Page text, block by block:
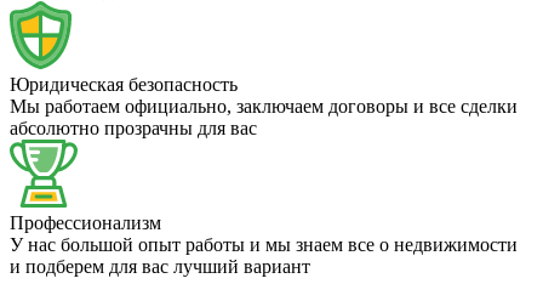
Юридическая безопасность
Мы работаем официально, заключаем договоры и все сделки
абсолютно прозрачны для вас
Профессионализм
У нас большой опыт работы и мы знаем все о недвижимости
и подберем для вас лучший вариант